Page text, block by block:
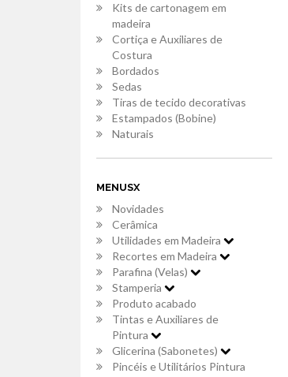
Kits de cartonagem em
madeira
Cortiça e Auxiliares de
Costura
Bordados
Sedas
Tiras de tecido decorativas
Estampados (Bobine)
Naturais
MENUSX
Novidades
Cerâmica
Utilidades em Madeira
Recortes em Madeira
Parafina (Velas)
Stamperia
Produto acabado
Tintas e Auxiliares de
Pintura
Glicerina (Sabonetes)
Pincéis e Utilitários Pintura